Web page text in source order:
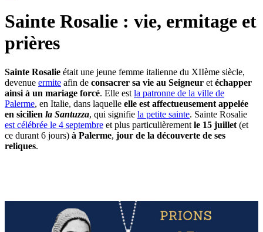
Sainte Rosalie : vie, ermitage et
prières
Sainte Rosalie était une jeune femme italienne du XIIème siècle,
devenue ermite afin de consacrer sa vie au Seigneur et échapper
ainsi à un mariage forcé. Elle est la patronne de la ville de
Palerme, en Italie, dans laquelle elle est affectueusement appelée
en sicilien la Santuzza, qui signifie la petite sainte. Sainte Rosalie
est célébrée le 4 septembre et plus particulièrement le 15 juillet (et
ce durant 6 jours) à Palerme, jour de la découverte de ses
reliques.